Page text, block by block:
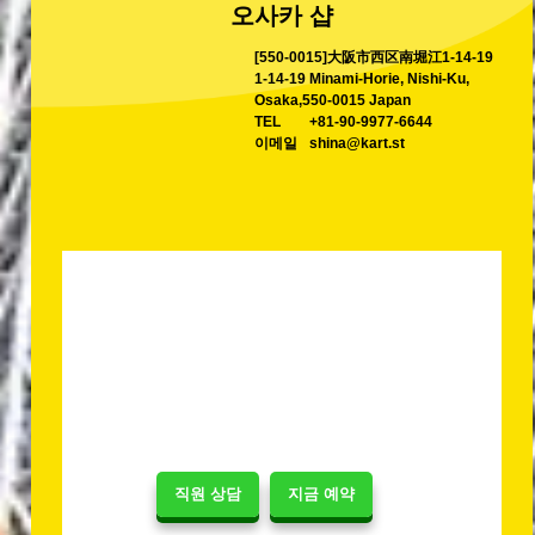
직원 상담 지금 예약
오사카 샵
[550-0015]大阪市西区南堀江1-14-19
1-14-19 Minami-Horie, Nishi-Ku,
Osaka,550-0015 Japan
TEL
+81-90-9977-6644
이메일
shina@kart.st